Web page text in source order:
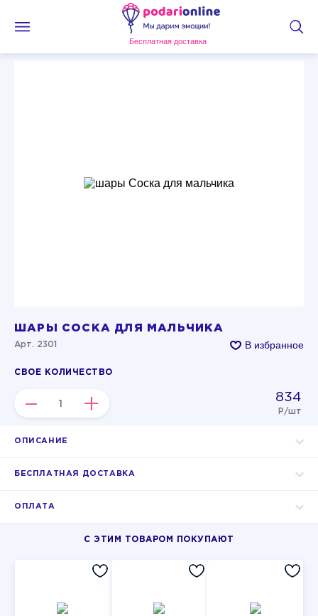
Бесплатная доставка
ШАРЫ СОСКА ДЛЯ МАЛЬЧИКА
Арт. 2301 В избранное
СВОЕ КОЛИЧЕСТВО
– + 834
Р/шт
ОПИСАНИЕ
БЕСПЛАТНАЯ ДОСТАВКА
ОПЛАТА
С ЭТИМ ТОВАРОМ ПОКУПАЮТ